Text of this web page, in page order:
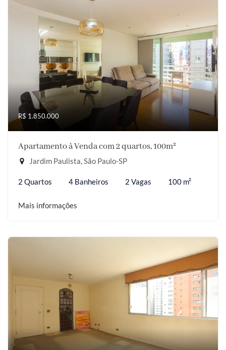
R$ 1.850.000
Apartamento à Venda com 2 quartos, 100m²
Jardim Paulista, São Paulo-SP
2 Quartos 4 Banheiros 2 Vagas 100 m²
Mais informações